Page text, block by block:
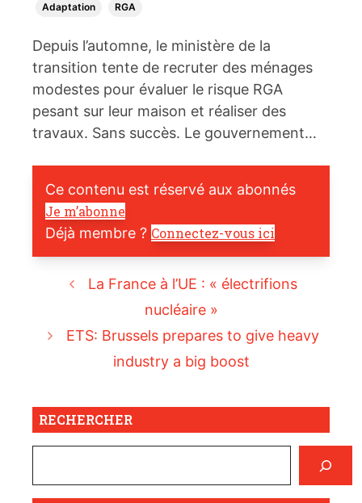
Adaptation RGA
Depuis l’automne, le ministère de la
transition tente de recruter des ménages
modestes pour évaluer le risque RGA
pesant sur leur maison et réaliser des
travaux. Sans succès. Le gouvernement…
Ce contenu est réservé aux abonnés
Je m’abonne
Déjà membre ? Connectez-vous ici
La France à l’UE : « électrifions
nucléaire »
ETS: Brussels prepares to give heavy
industry a big boost
RECHERCHER